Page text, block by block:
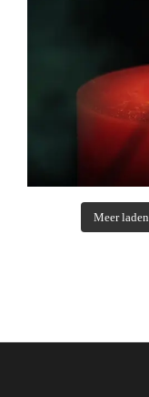
Meer laden